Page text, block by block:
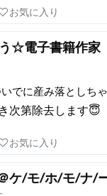
お気に入り
☆電子書籍作家
でに産み落としち
次第除去します😇
お気に入り
ケ/モ/ホ/モ/ナ/